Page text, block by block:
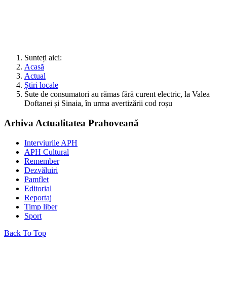
Sunteți aici:
Acasă
Actual
Știri locale
Sute de consumatori au rămas fără curent electric, la Valea
Doftanei și Sinaia, în urma avertizării cod roșu
Arhiva Actualitatea Prahoveană
Interviurile APH
APH Cultural
Remember
Dezvăluiri
Pamflet
Editorial
Reportaj
Timp liber
Sport
Back To Top